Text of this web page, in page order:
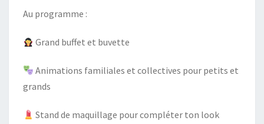
Au programme :
Grand buffet et buvette
Animations familiales et collectives pour petits et
grands
Stand de maquillage pour compléter ton look